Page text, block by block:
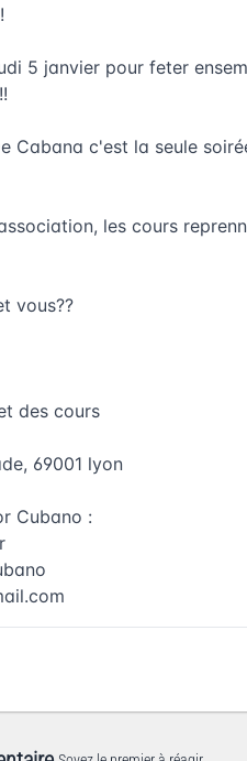
5 janvier pour feter
Cabana c'est la seule
les cours
vous??
des cours
69001 lyon
Cubano :